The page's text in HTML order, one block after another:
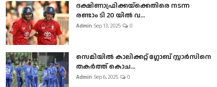
ദക്ഷിണാഫ്രിക്കയ്‌ക്കെതിരെ നടന്ന
രണ്ടാം ടി 20 യിൽ വ...
Admin Sep 13, 2025 0
സെമിയിൽ കാലിക്കറ്റ് ഗ്ലോബ് സ്റ്റാർസിനെ
തകർത്ത് കൊച...
Admin Sep 6, 2025 0